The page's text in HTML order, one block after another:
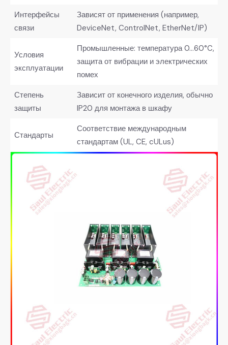
Интерфейсы
связи
Зависят от применения (например,
DeviceNet, ControlNet, EtherNet/IP)
Условия
эксплуатации
Промышленные: температура 0…60°C,
защита от вибрации и электрических
помех
Степень
защиты
Зависит от конечного изделия, обычно
IP20 для монтажа в шкафу
Стандарты
Соответствие международным
стандартам (UL, CE, cULus)